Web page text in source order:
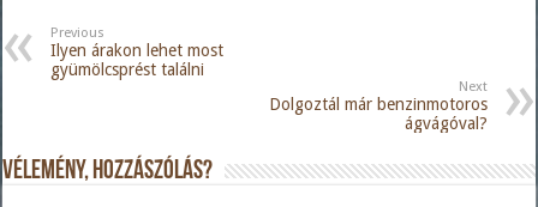
Previous
Ilyen árakon lehet most
gyümölcsprést találni
Next
Dolgoztál már benzinmotoros
ágvágóval?
Vélemény, hozzászólás?